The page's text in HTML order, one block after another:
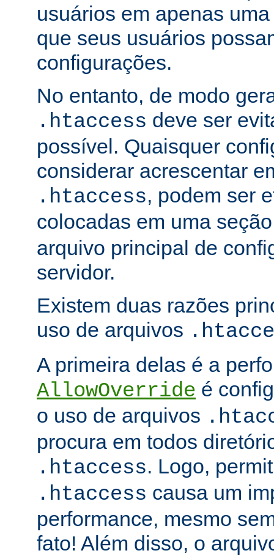
usuários em apenas
que seus usuários
configurações.
No entanto, de modo
.htaccess deve ser
possível. Quaisquer
considerar acrescentar
.htaccess, podem ser
colocadas em uma
arquivo principal de
servidor.
Existem duas razões
uso de arquivos
A primeira delas é a
AllowOverride é
o uso de arquivos
procura em todos
.htaccess. Logo,
.htaccess causa um
performance, mesmo
fato! Além disso, o